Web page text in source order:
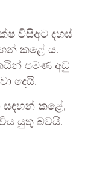
විසිඅට දහස්
කළේ ය.
පමණ අඩු
දෙයි.
සඳහන් කළේ,
යුතු බවයි.